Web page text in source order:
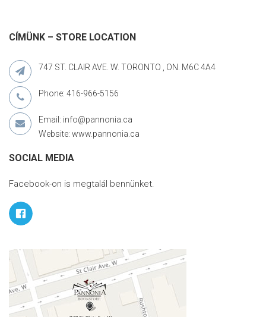
CÍMÜNK – STORE LOCATION
747 ST. CLAIR AVE. W. TORONTO , ON. M6C 4A4
Phone: 416-966-5156
Email: info@pannonia.ca
Website: www.pannonia.ca
SOCIAL MEDIA
Facebook-on is megtalál bennünket.